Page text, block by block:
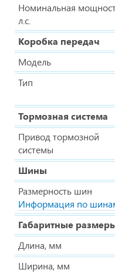
Номинальная
л.с.
Коробка передач
Модель
Тип
Тормозная система
Привод тормозной
системы
Шины
Размерность шин
Информация по
Габаритные
Длина, мм
Ширина, мм